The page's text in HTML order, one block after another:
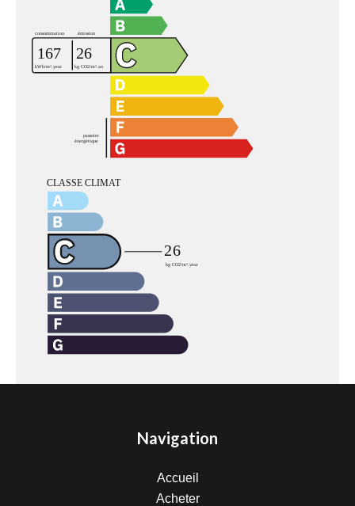
Navigation
Accueil
Acheter